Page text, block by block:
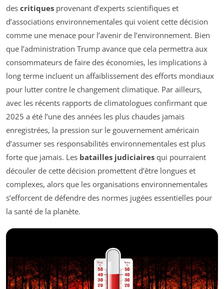
des critiques provenant d’experts scientifiques et
d’associations environnementales qui voient cette décision
comme une menace pour l’avenir de l’environnement. Bien
que l’administration Trump avance que cela permettra aux
consommateurs de faire des économies, les implications à
long terme incluent un affaiblissement des efforts mondiaux
pour lutter contre le changement climatique. Par ailleurs,
avec les récents rapports de climatologues confirmant que
2025 a été l’une des années les plus chaudes jamais
enregistrées, la pression sur le gouvernement américain
d’assumer ses responsabilités environnementales est plus
forte que jamais. Les batailles judiciaires qui pourraient
découler de cette décision promettent d’être longues et
complexes, alors que les organisations environnementales
s’efforcent de défendre des normes jugées essentielles pour
la santé de la planète.